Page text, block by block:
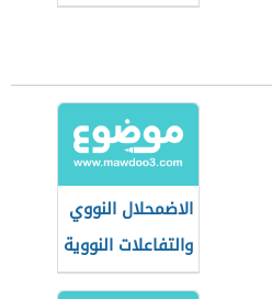
الاضمحلال النووي
والتفاعلات النووية